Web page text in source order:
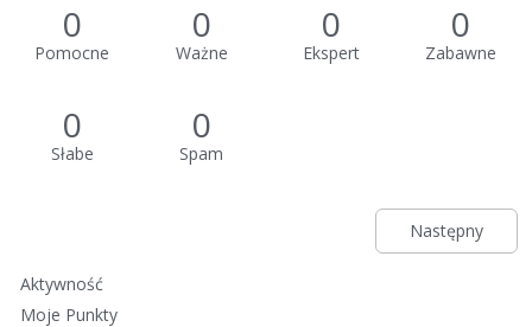
0
Pomocne
0
Ważne
0
Ekspert
0
Zabawne
0
Słabe
0
Spam
Następny
Aktywność
Moje Punkty